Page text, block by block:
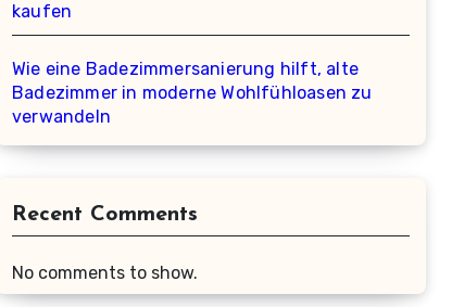
kaufen
Wie eine Badezimmersanierung hilft, alte
Badezimmer in moderne Wohlfühloasen zu
verwandeln
Recent Comments
No comments to show.